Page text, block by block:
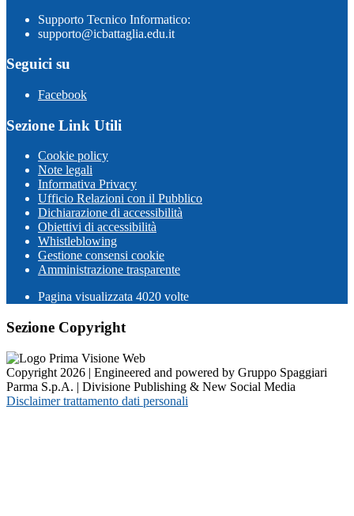
Supporto Tecnico Informatico:
supporto@icbattaglia.edu.it
Seguici su
Facebook
Sezione Link Utili
Cookie policy
Note legali
Informativa Privacy
Ufficio Relazioni con il Pubblico
Dichiarazione di accessibilità
Obiettivi di accessibilità
Whistleblowing
Gestione consensi cookie
Amministrazione trasparente
Pagina visualizzata 4020 volte
Sezione Copyright
Copyright 2026 | Engineered and powered by Gruppo Spaggiari
Parma S.p.A. | Divisione Publishing & New Social Media
Disclaimer trattamento dati personali